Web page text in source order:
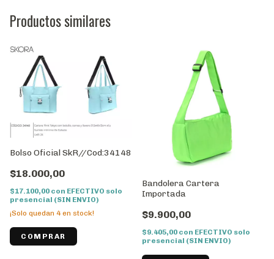
Productos similares
Bolso Oficial SkR//Cod:34148
$18.000,00
$17.100,00 con EFECTIVO solo
presencial (SIN ENVIO)
¡Solo quedan 4 en stock!
Bandolera Cartera
Importada
$9.900,00
$9.405,00 con EFECTIVO solo
presencial (SIN ENVIO)